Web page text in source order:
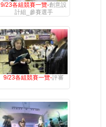
9/23各組競賽一覽-創意設
計組_參賽選手
9/23各組競賽一覽-評審